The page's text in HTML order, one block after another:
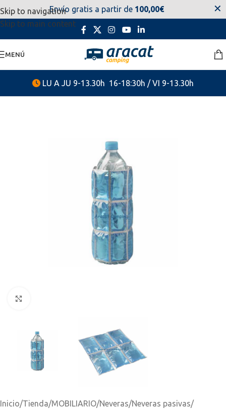
Skip to navigation
Skip to main content
estaremos disponibles. Disculpen las molestias.
MENÚ
LU A JU 9-13.30h 16-18:30h / VI 9-13.30h
Envío gratis a partir de 100,00€ ✕
Inicio/Tienda/MOBILIARIO/Neveras/Neveras pasivas/